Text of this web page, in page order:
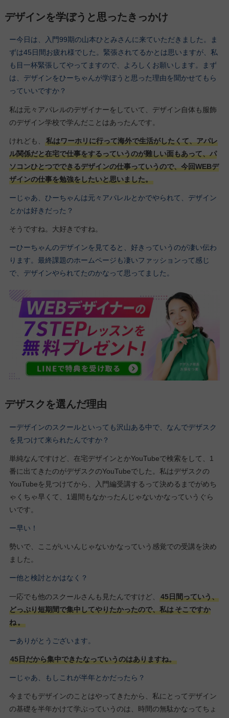
デザインを学ぼうと思ったきっかけ
ー今日は、入門99期の山本ひとみさんに来ていただきました。ま
ずは45日間お疲れ様でした。緊張されてるかとは思いますが、私
も目一杯緊張してやってますので、よろしくお願いします。まず
は、デザインをひーちゃんが学ぼうと思った理由を聞かせてもら
っていいですか？
私は元々アパレルのデザイナーをしていて、デザイン自体も服飾
のデザイン学校で学んだことはあったんです。
けれども、
私はワーホリに行って海外で生活がしたくて、アパレ
ル関係だと在宅で仕事をするっていうのが難しい面もあって、パ
ソコンひとつでできるデザインの仕事っていうので、今回WEBデ
ザインの仕事を勉強をしたいと思いました。
ーじゃあ、ひーちゃんは元々アパレルとかでやられて、デザイン
とかは好きだった？
そうですね。大好きですね。
ーひーちゃんのデザインを見てると、好きっていうのが凄い伝わ
ります。最終課題のホームページも凄いファッションって感じ
で、デザインやられてたのかなって思ってました。
デザスクを選んだ理由
ーデザインのスクールといっても沢山ある中で、なんでデザスク
を見つけて来られたんですか？
単純なんですけど、在宅デザインとかYouTubeで検索をして、1
番に出てきたのがデザスクのYouTubeでした。私はデザスクの
YouTubeを見つけてから、入門編受講するって決めるまでがめち
ゃくちゃ早くて、1週間もなかったんじゃないかなっていうぐら
いです。
ー早い！
勢いで、ここがいいんじゃないかなっていう感覚での受講を決め
ました。
ー他と検討とかはなく？
一応でも他のスクールさんも見たんですけど、
45日間っていう、
どっぷり短期間で集中してやりたかったので、私はそこですか
ね。
ーありがとうございます。
45日だから集中できたなっていうのはありますね。
ーじゃあ、もしこれが半年とかだったら？
今までもデザインのことはやってきたから、私にとってデザイン
の基礎を半年かけて学ぶっていうのは、時間の無駄かなってちょ